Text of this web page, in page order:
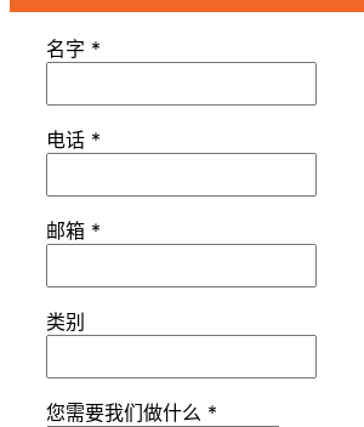
名字 *
电话 *
邮箱 *
类别
您需要我们做什么 *